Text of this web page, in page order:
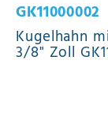
GK11000002
Kugelhahn
3/8" Zoll